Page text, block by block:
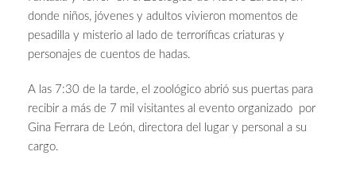
donde niños, jóvenes y adultos vivieron momentos de
pesadilla y misterio al lado de terroríficas criaturas y
personajes de cuentos de hadas.
A las 7:30 de la tarde, el zoológico abrió sus puertas para
recibir a más de 7 mil visitantes al evento organizado por
Gina Ferrara de León, directora del lugar y personal a su
cargo.